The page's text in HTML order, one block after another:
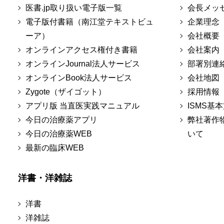
医書.jp取り扱い電子版一覧
電子版付書籍（南江堂テキストビュ
ーア）
オンラインアクセス権付き書籍
オンラインJournal法人サービス
オンラインBook法人サービス
Zygote（ザイゴット）
アプリ版 当直医実践マニュアル
今日の治療薬アプリ
今日の治療薬WEB
最新の臨床WEB
洋書・洋雑誌
洋書
洋雑誌
会長メッ
企業理念
会社概要
会社案内
部署別連
会社地図
採用情報
ISMS基
弊社著作
いて